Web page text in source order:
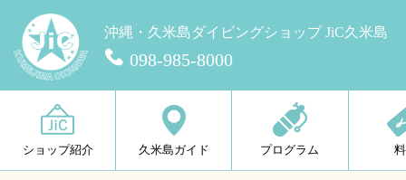
沖縄・久米島ダイビングショップ JiC久米島
098-985-8000
ショップ紹介 久米島ガイド プログラム